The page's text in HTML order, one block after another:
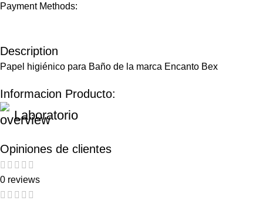
Payment Methods:
Description
Papel higiénico para Baño de la marca Encanto Bex
Informacion Producto:
Laboratorio
Opiniones de clientes
0 reviews